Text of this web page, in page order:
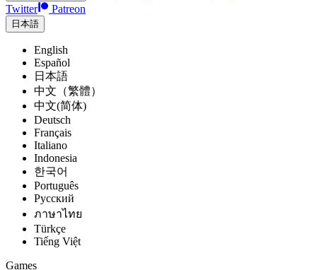
Twitter
Patreon
日本語
English
Español
日本語
中文（繁體）
中文(简体)
Deutsch
Français
Italiano
Indonesia
한국어
Português
Pусский
ภาษาไทย
Türkçe
Tiếng Việt
Games